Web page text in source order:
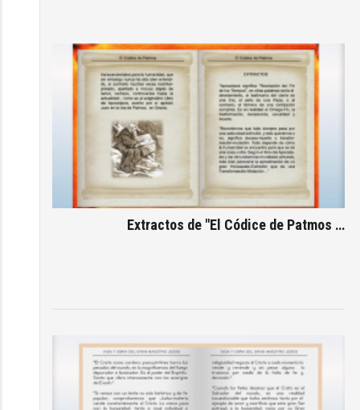
Extractos de "El Códice de Patmos …